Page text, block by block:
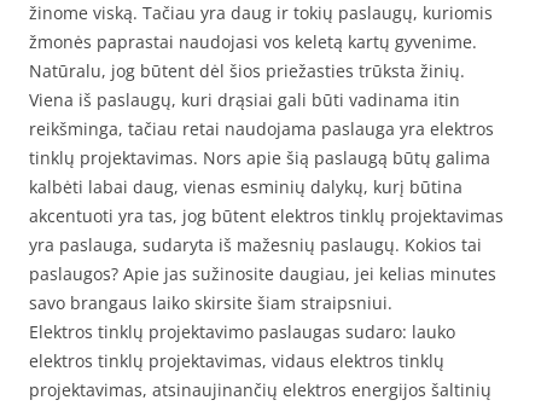
žinome viską. Tačiau yra daug ir tokių paslaugų, kuriomis
žmonės paprastai naudojasi vos keletą kartų gyvenime.
Natūralu, jog būtent dėl šios priežasties trūksta žinių.
Viena iš paslaugų, kuri drąsiai gali būti vadinama itin
reikšminga, tačiau retai naudojama paslauga yra elektros
tinklų projektavimas. Nors apie šią paslaugą būtų galima
kalbėti labai daug, vienas esminių dalykų, kurį būtina
akcentuoti yra tas, jog būtent elektros tinklų projektavimas
yra paslauga, sudaryta iš mažesnių paslaugų. Kokios tai
paslaugos? Apie jas sužinosite daugiau, jei kelias minutes
savo brangaus laiko skirsite šiam straipsniui.
Elektros tinklų projektavimo paslaugas sudaro: lauko
elektros tinklų projektavimas, vidaus elektros tinklų
projektavimas, atsinaujinančių elektros energijos šaltinių